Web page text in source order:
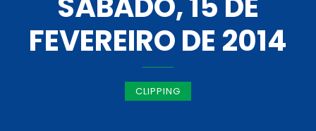
FEVEREIRO DE 2014
CLIPPING